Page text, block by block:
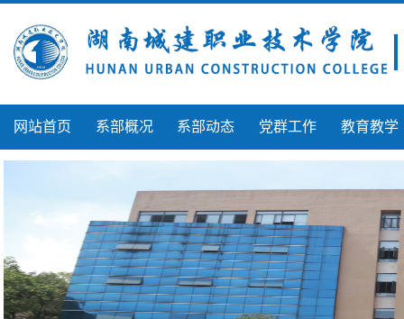
网站首页 系部概况 系部动态 党群工作 教育教学